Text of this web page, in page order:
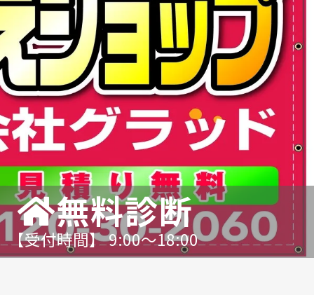
無料診断
【受付時間】 9:00〜18:00